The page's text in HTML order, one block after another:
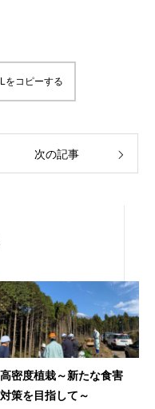
をコピーする
次の記事
高密度植栽～新たな食害
対策を目指して～